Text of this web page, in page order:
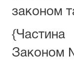
законом
{Частина
Законом